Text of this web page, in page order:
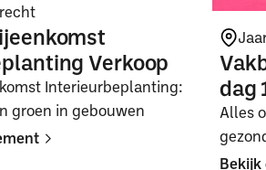
Verkoop
Interieurbeplanting:
groen in gebouwen
dag
Alles